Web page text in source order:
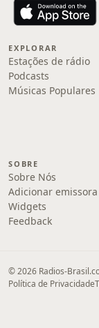
EXPLORAR
Estações de rádio
Podcasts
Músicas Populares
SOBRE
Sobre Nós
Adicionar emissora
Widgets
Feedback
© 2026 Radios-
Política de Privacidade